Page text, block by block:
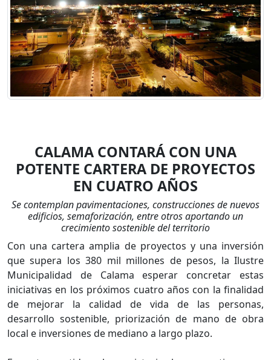
CALAMA CONTARÁ CON UNA
POTENTE CARTERA DE PROYECTOS
EN CUATRO AÑOS
Se contemplan pavimentaciones, construcciones de nuevos
edificios, semaforización, entre otros aportando un
crecimiento sostenible del territorio
Con una cartera amplia de proyectos y una inversión
que supera los 380 mil millones de pesos, la Ilustre
Municipalidad de Calama esperar concretar estas
iniciativas en los próximos cuatro años con la finalidad
de mejorar la calidad de vida de las personas,
desarrollo sostenible, priorización de mano de obra
local e inversiones de mediano a largo plazo.